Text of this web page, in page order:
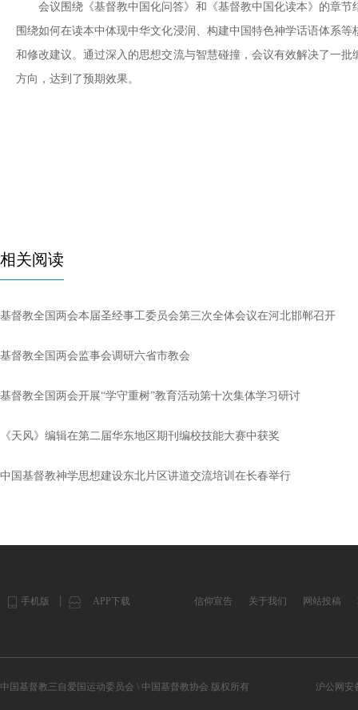
会议围绕《基督教中国化问答》和《基督教中国化读本》的章
围绕如何在读本中体现中华文化浸润、构建中国特色神学话语体系
和修改建议。通过深入的思想交流与智慧碰撞，会议有效解决了一
方向，达到了预期效果。
相关阅读
基督教全国两会本届圣经事工委员会第三次全体会议在河北邯郸召开
基督教全国两会监事会调研六省市教会
基督教全国两会开展“学守重树”教育活动第十次集体学习研讨
《天风》编辑在第二届华东地区期刊编校技能大赛中获奖
中国基督教神学思想建设东北片区讲道交流培训在长春举行
手机版 APP下载 信仰宣告 关于我们 网站投稿
中国基督教三自爱国运动委员会 \ 中国基督教协会 版权所有 沪公网安